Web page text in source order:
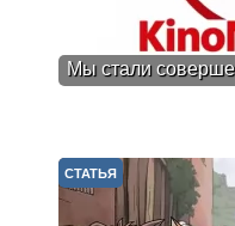
Мы стали
СТАТЬЯ